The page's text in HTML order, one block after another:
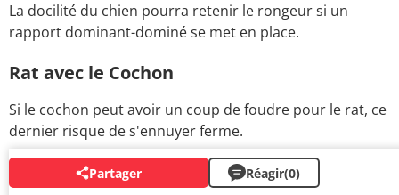
La docilité du chien pourra retenir le rongeur si un
rapport dominant-dominé se met en place.
Rat avec le Cochon
Si le cochon peut avoir un coup de foudre pour le rat, ce
dernier risque de s'ennuyer ferme.
Partager Réagir(0)
AUTOUR DU MÊME SUJET